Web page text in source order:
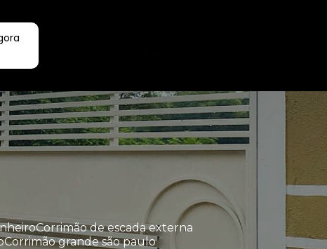
corrimão de escada externa
corrimão grande são paulo